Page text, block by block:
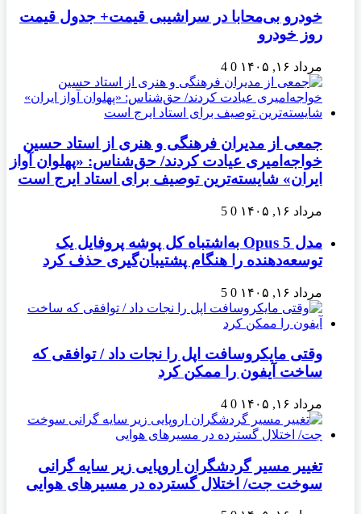
خودرو بی‌محابا در سراشیبی قیمت+ جدول قیمت
روز خودرو
مرداد ۱۶, ۱۴۰۵ 0
4
جمعی از مدیران فرهنگی و هنری از استاد حسین
خواجه‌امیری عیادت کردند/ حق‌شناس: «پهلوان آواز
ایران» شایسته‌ترین توصیف برای استاد ایرج است
مرداد ۱۶, ۱۴۰۵ 0
5
مدل Opus 5 به‌اشتباه کل پوشه پروفایل یک
توسعه‌دهنده را هنگام پشتیبان‌گیری حذف کرد
مرداد ۱۶, ۱۴۰۵ 0
5
وقتی مایکروسافت اپل را نجات داد / توافقی که
ساخت آیفون را ممکن کرد
مرداد ۱۶, ۱۴۰۵ 0
4
تغییر مسیر گردشگران اروپایی زیر سایه گرانی
سوخت جت/ اختلال گسترده در مسیرهای هوایی